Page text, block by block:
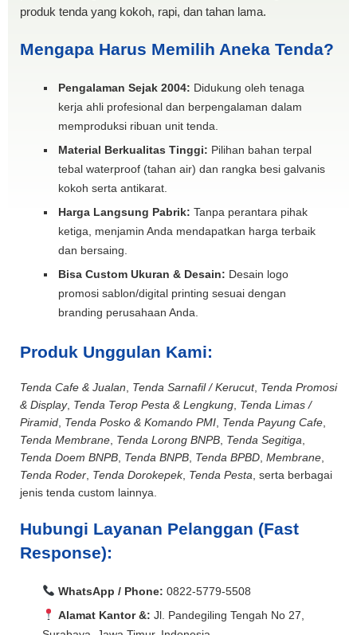
produk tenda yang kokoh, rapi, dan tahan lama.
Mengapa Harus Memilih Aneka Tenda?
Pengalaman Sejak 2004: Didukung oleh tenaga
kerja ahli profesional dan berpengalaman dalam
memproduksi ribuan unit tenda.
Material Berkualitas Tinggi: Pilihan bahan terpal
tebal waterproof (tahan air) dan rangka besi galvanis
kokoh serta antikarat.
Harga Langsung Pabrik: Tanpa perantara pihak
ketiga, menjamin Anda mendapatkan harga terbaik
dan bersaing.
Bisa Custom Ukuran & Desain: Desain logo
promosi sablon/digital printing sesuai dengan
branding perusahaan Anda.
Produk Unggulan Kami:
Tenda Cafe & Jualan Tenda Sarnafil / Kerucut, Tenda Promosi
& Display, Tenda Terop Pesta & Lengkung Tenda Limas /
Piramid Tenda Posko & Komando PMI Tenda Payung Cafe
Tenda Membrane Tenda Lorong BNPB Tenda Segitiga
Tenda Doem BNPB Tenda BNPB Tenda BPBD Membrane
Tenda Roder Tenda Dorokepek, Tenda Pesta , serta berbagai
jenis tenda custom lainnya.
Hubungi Layanan Pelanggan (Fast
Response):
WhatsApp / Phone: 0822-5779-5508
Alamat Kantor &: Jl. Pandegiling Tengah No 27,